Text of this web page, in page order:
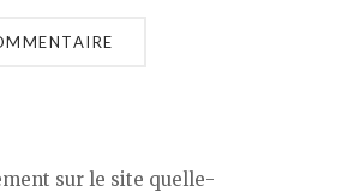
sur le site quelle-